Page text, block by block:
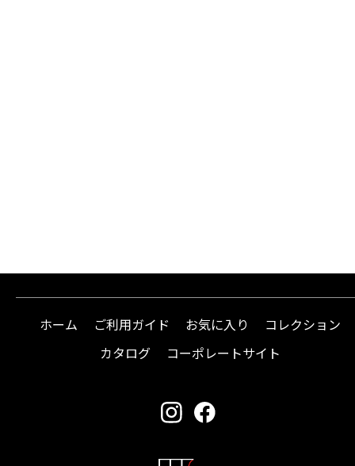
ホーム ご利用ガイド お気に入り
コレクション
カタログ
コーポレートサイト